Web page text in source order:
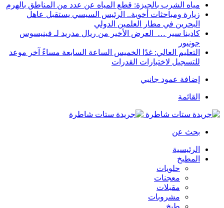
مياه الشرب بالجيزة: قطع المياه عن عدد من المناطق بالهرم
زيارة ومباحثات أخوية.. الرئيس السيسي يستقبل عاهل
البحرين في مطار العلمين الدولي
كادينا سير … العرض الأخير من ريال مدريد لـ فينيسوس
جونيور
التعليم العالي: غدًا الخميس الساعة السابعة مساءً آخر موعد
للتسجيل لاختبارات القدرات
إضافة عمود جانبي
القائمة
بحث عن
الرئيسية
المطبخ
حلويات
معجنات
مقبلات
مشروبات
طبخ